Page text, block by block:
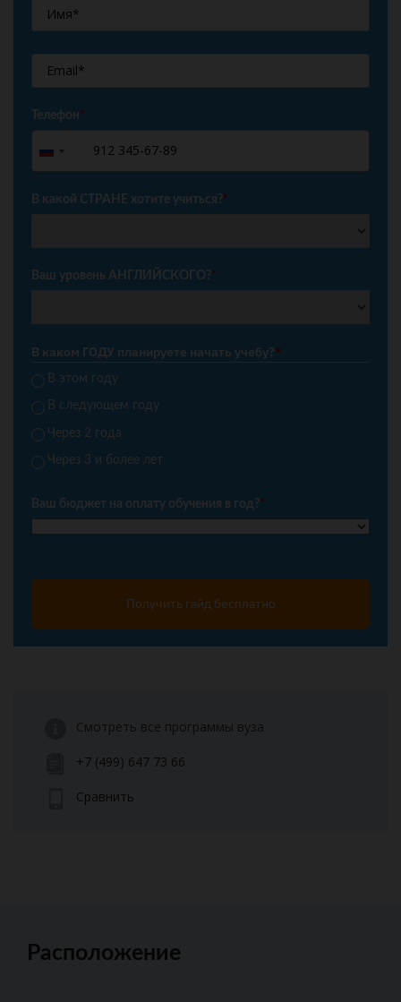
Телефон*
Russia
+7
В какой СТРАНЕ хотите учиться?*
Ваш уровень АНГЛИЙСКОГО?*
В каком ГОДУ планируете начать учебу?*
В этом году
В следующем году
Через 2 года
Через 3 и более лет
Ваш бюджет на оплату обучения в год?*
Получить гайд бесплатно
Смотреть все программы вуза
+7 (499) 647 73 66
Сравнить
Расположение